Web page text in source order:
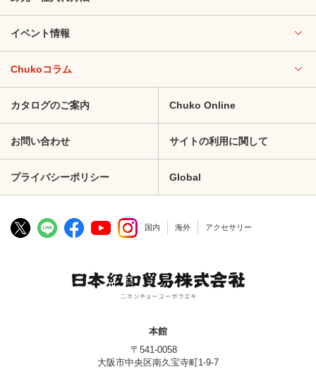
イベント情報
Chukoコラム
カタログのご案内 Chuko Online
お問い合わせ サイトの利用に関して
プライバシーポリシー Global
国内 海外 アクセサリー
本館
〒541-0058
大阪市中央区南久宝寺町1-9-7